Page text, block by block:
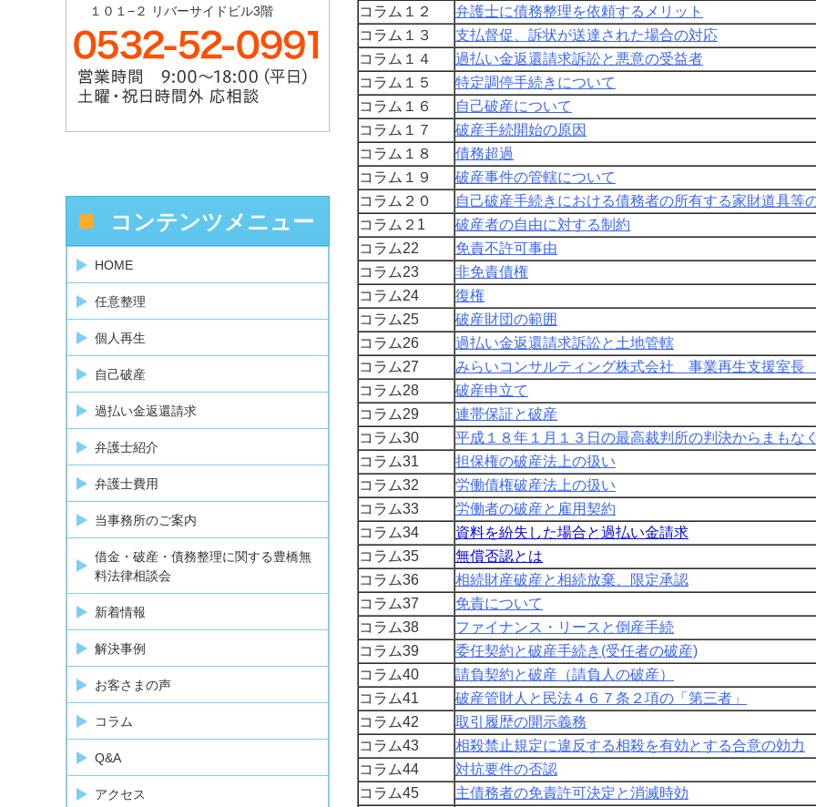
コラム１２
弁護士に債務整理を依頼するメリット
コラム１３
支払督促、訴状が送達された場合の対応
コラム１４
過払い金返還請求訴訟と悪意の受益者
コラム１５
特定調停手続きについて
コラム１６
自己破産について
コラム１７
破産手続開始の原因
コラム１８
債務超過
コラム１９
破産事件の管轄について
コラム２０
自己破産手続きにおける債務者の所有する家財道具等
コラム２1
破産者の自由に対する制約
コラム22
免責不許可事由
コラム23
非免責債権
コラム24
復権
コラム25
破産財団の範囲
コラム26
過払い金返還請求訴訟と土地管轄
コラム27
みらいコンサルティング株式会社 事業再生支援室
コラム28
破産申立て
コラム29
連帯保証と破産
コラム30
平成１８年１月１３日の最高裁判所の判決からまもな
コラム31
担保権の破産法上の扱い
コラム32
労働債権破産法上の扱い
コラム33
労働者の破産と雇用契約
コラム34
資料を紛失した場合と過払い金請求
コラム35
無償否認とは
コラム36
相続財産破産と相続放棄、限定承認
コラム37
免責について
コラム38
ファイナンス・リースと倒産手続
コラム39
委任契約と破産手続き(受任者の破産)
コラム40
請負契約と破産（請負人の破産）
コラム41
破産管財人と民法４６７条２項の「第三者」
コラム42
取引履歴の開示義務
コラム43
相殺禁止規定に違反する相殺を有効とする合意の効力
コラム44
対抗要件の否認
コラム45
主債務者の免責許可決定と消滅時効
１０１−２ リバーサイドビル3階
コンテンツメニュー
HOME
任意整理
個人再生
自己破産
過払い金返還請求
弁護士紹介
弁護士費用
当事務所のご案内
借金・破産・債務整理に関する豊橋無
料法律相談会
新着情報
解決事例
お客さまの声
コラム
Q&A
アクセス